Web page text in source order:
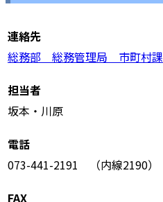
連絡先
総務部 総務管理局 市町村課
担当者
坂本・川原
電話
073-441-2191 （内線2190）
FAX